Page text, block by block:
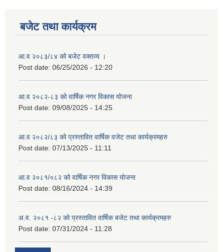
बजेट तथा कार्यक्रम
आ.व २०८३/८४ को बजेट वक्तव्य ।
Post date: 06/25/2026 - 12:20
आ.व २०८२-८३ को वार्षिक नगर विकास योजना
Post date: 09/08/2025 - 14:25
आ.व २०८२/८३ को प्रस्तावित वार्षिक वजेट तथा कार्यक्रमहरु
Post date: 07/13/2025 - 11:11
आ.व २०८१/०८२ को वार्षिक नगर विकास योजना
Post date: 08/16/2024 - 14:39
अ.व. २०८१ -८२ को प्रस्तावित वार्षिक बजेट तथा कार्यक्रमहरु
Post date: 07/31/2024 - 11:28